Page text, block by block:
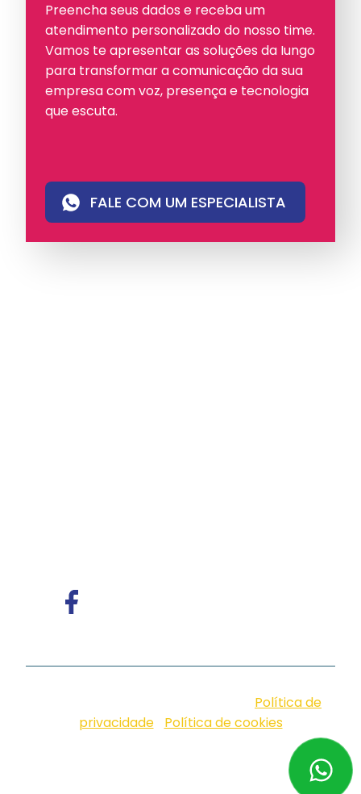
Preencha seus dados e receba um
atendimento personalizado do nosso time.
Vamos te apresentar as soluções da Iungo
para transformar a comunicação da sua
empresa com voz, presença e tecnologia
que escuta.
FALE COM UM ESPECIALISTA
Política de
privacidade| Política de cookies